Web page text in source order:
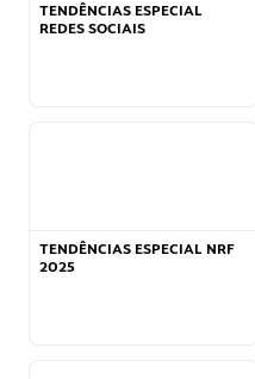
TENDÊNCIAS ESPECIAL
REDES SOCIAIS
TENDÊNCIAS ESPECIAL NRF
2025